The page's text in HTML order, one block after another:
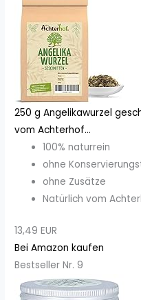
250 g Angelikawurzel
vom Achterhof...
100% naturrein
ohne
ohne Zusätze
Natürlich vom
13,49 EUR
Bei Amazon kaufen
Bestseller Nr. 9